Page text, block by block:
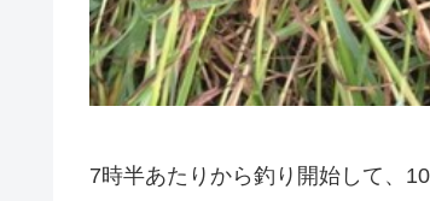
7時半あたりから釣り開始して、10